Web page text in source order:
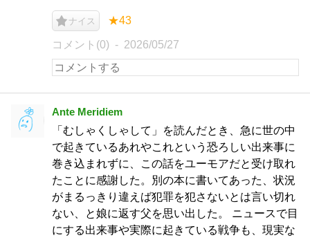
ナイス ★43
コメント(0) 2026/05/27
Ante Meridiem
「むしゃくしゃして」を読んだとき、急に世の中
で起きているあれやこれという恐ろしい出来事に
巻き込まれずに、この話をユーモアだと受け取れ
たことに感謝した。別の本に書いてあった、状況
がまるっきり違えば犯罪を犯さないとは言い切れ
ない、と娘に返す父を思い出した。 ニュースで目
にする出来事や実際に起きている戦争も、現実な